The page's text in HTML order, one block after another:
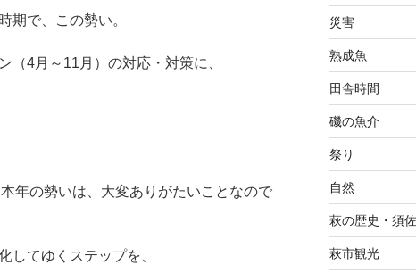
期で、この勢い。
（4月～11月）の対応・対策に、
年の勢いは、大変ありがたいことなので
してゆくステップを、
災害
熟成魚
田舎時間
磯の魚介
祭り
自然
萩の歴史・須
萩市観光